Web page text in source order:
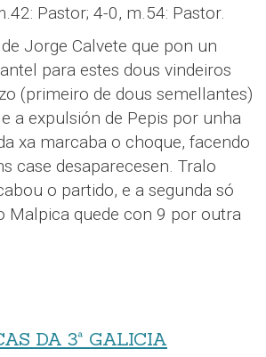
Pastor; 4-0, m.54: Pastor.
Jorge Calvete que pon un
para estes dous vindeiros
(primeiro de dous semellantes)
a expulsión de Pepis por unha
xa marcaba o choque, facendo
case desaparecesen. Tralo
o partido, e a segunda só
Malpica quede con 9 por outra
DA 3ª GALICIA